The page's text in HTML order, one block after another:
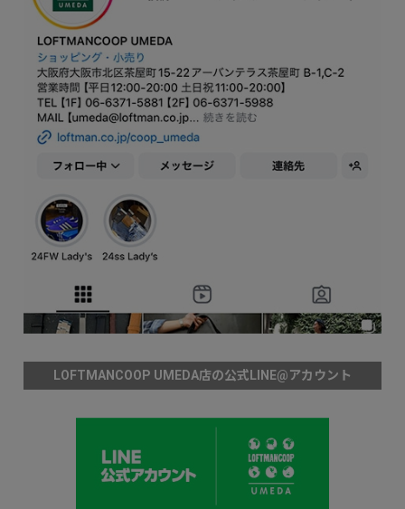
LOFTMANCOOP UMEDA店の公式LINE@アカウント